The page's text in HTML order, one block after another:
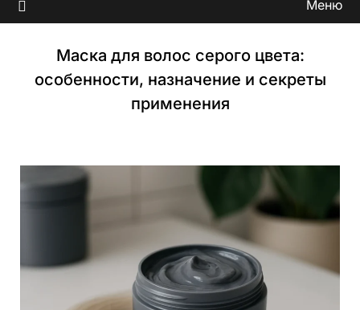
Меню
Маска для волос серого цвета:
особенности, назначение и секреты
применения